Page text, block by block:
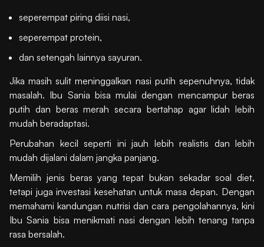
seperempat piring diisi nasi,
seperempat protein,
dan setengah lainnya sayuran.
Jika masih sulit meninggalkan nasi putih sepenuhnya, tidak
masalah. Ibu Sania bisa mulai dengan mencampur beras
putih dan beras merah secara bertahap agar lidah lebih
mudah beradaptasi.
Perubahan kecil seperti ini jauh lebih realistis dan lebih
mudah dijalani dalam jangka panjang.
Memilih jenis beras yang tepat bukan sekadar soal diet,
tetapi juga investasi kesehatan untuk masa depan. Dengan
memahami kandungan nutrisi dan cara pengolahannya, kini
Ibu Sania bisa menikmati nasi dengan lebih tenang tanpa
rasa bersalah.